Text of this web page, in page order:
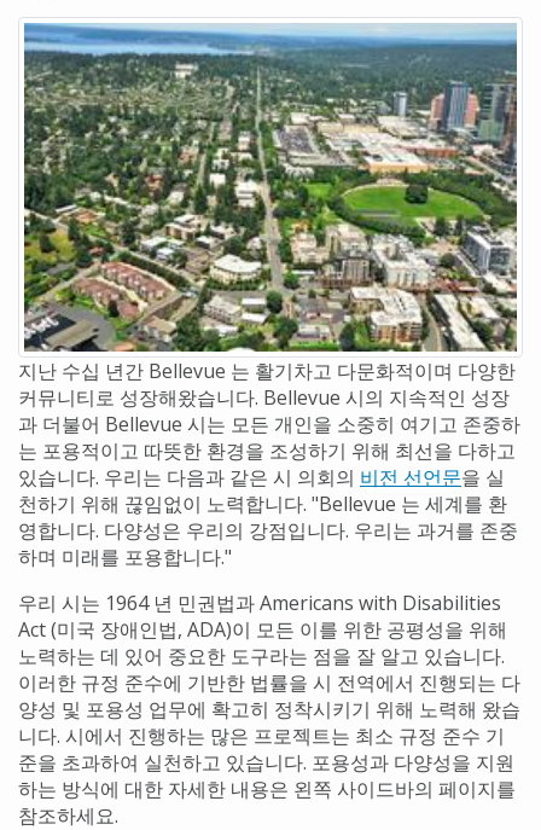
지난 수십 년간 Bellevue 는 활기차고 다문화적이며 다양한
커뮤니티로 성장해왔습니다. Bellevue 시의 지속적인 성장
과 더불어 Bellevue 시는 모든 개인을 소중히 여기고 존중하
는 포용적이고 따뜻한 환경을 조성하기 위해 최선을 다하고
있습니다. 우리는 다음과 같은 시 의회의 비전 선언문을 실
천하기 위해 끊임없이 노력합니다. "Bellevue 는 세계를 환
영합니다. 다양성은 우리의 강점입니다. 우리는 과거를 존중
하며 미래를 포용합니다."
우리 시는 1964 년 민권법과 Americans with Disabilities
Act (미국 장애인법, ADA)이 모든 이를 위한 공평성을 위해
노력하는 데 있어 중요한 도구라는 점을 잘 알고 있습니다.
이러한 규정 준수에 기반한 법률을 시 전역에서 진행되는 다
양성 및 포용성 업무에 확고히 정착시키기 위해 노력해 왔습
니다. 시에서 진행하는 많은 프로젝트는 최소 규정 준수 기
준을 초과하여 실천하고 있습니다. 포용성과 다양성을 지원
하는 방식에 대한 자세한 내용은 왼쪽 사이드바의 페이지를
참조하세요.